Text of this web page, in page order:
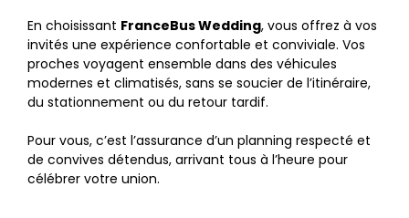
En choisissant FranceBus Wedding, vous offrez à vos
invités une expérience confortable et conviviale. Vos
proches voyagent ensemble dans des véhicules
modernes et climatisés, sans se soucier de l’itinéraire,
du stationnement ou du retour tardif.
Pour vous, c’est l’assurance d’un planning respecté et
de convives détendus, arrivant tous à l’heure pour
célébrer votre union.